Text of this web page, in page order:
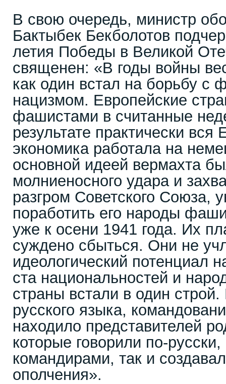
В свою очередь, министр
Бактыбек Бекболотов
летия Победы в Великой
священен: «В годы войны
как один встал на борьбу с
нацизмом. Европейские
фашистами в считанные
результате практически вся
экономика работала на
основной идеей вермахта
молниеносного удара и
разгром Советского Союза,
поработить его народы
уже к осени 1941 года. Их
суждено сбыться. Они не
идеологический потенциал
ста национальностей и
страны встали в один
русского языка,
находило представителей
которые говорили по-
командирами, так и
ополчения».